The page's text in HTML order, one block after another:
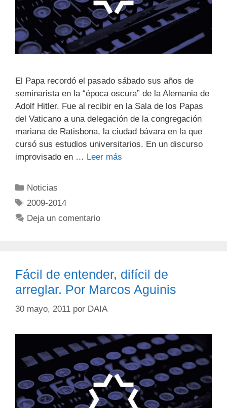
El Papa recordó el pasado sábado sus años de
seminarista en la “época oscura” de la Alemania de
Adolf Hitler. Fue al recibir en la Sala de los Papas
del Vaticano a una delegación de la congregación
mariana de Ratisbona, la ciudad bávara en la que
cursó sus estudios universitarios. En un discurso
improvisado en … Leer más
Noticias
2009-2014
Deja un comentario
Fácil de entender, difícil de
arreglar. Por Marcos Aguinis
30 mayo, 2011 por DAIA